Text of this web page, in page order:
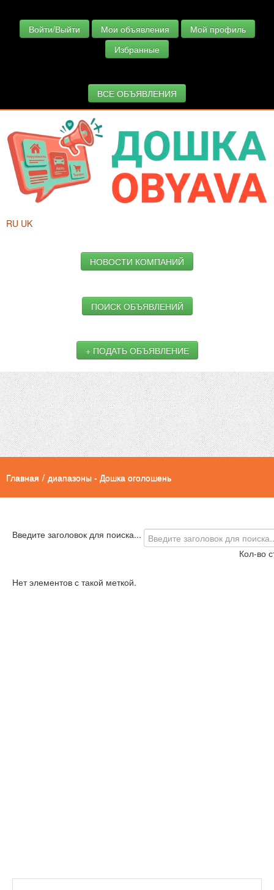
Войти/Выйти Мои объявления
Мой профиль
Избранные
ВСЕ ОБЪЯВЛЕНИЯ
RU UK
НОВОСТИ КОМПАНИЙ
ПОИСК ОБЪЯВЛЕНИЙ
+ ПОДАТЬ ОБЪЯВЛЕНИЕ
Главная / диапазоны - Дошка оголошень
Введите заголовок для поиска...
Кол-во
Нет элементов с такой меткой.